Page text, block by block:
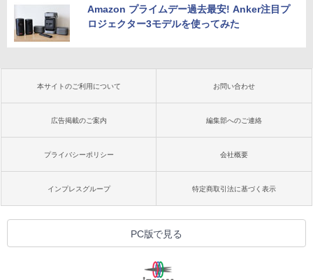
Amazon プライムデー過去最安! Anker注目プ
ロジェクター3モデルを使ってみた
本サイトのご利用について お問い合わせ
広告掲載のご案内 編集部へのご連絡
プライバシーポリシー 会社概要
インプレスグループ 特定商取引法に基づく表示
PC版で見る